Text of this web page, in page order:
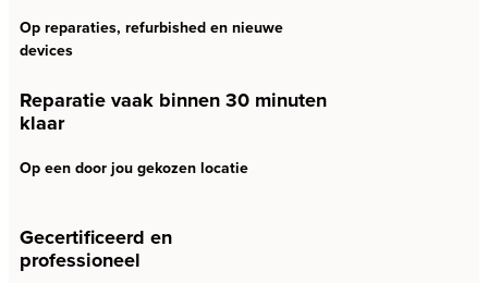
Op reparaties, refurbished en nieuwe
devices
Reparatie vaak binnen 30 minuten
klaar
Op een door jou gekozen locatie
Gecertificeerd en
professioneel